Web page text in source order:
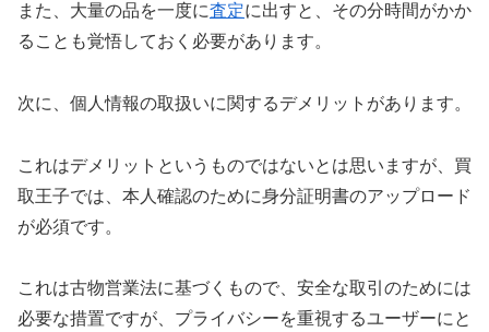
また、大量の品を一度に査定に出すと、その分時間がかか
ることも覚悟しておく必要があります。
次に、個人情報の取扱いに関するデメリットがあります。
これはデメリットというものではないとは思いますが、買
取王子では、本人確認のために身分証明書のアップロード
が必須です。
これは古物営業法に基づくもので、安全な取引のためには
必要な措置ですが、プライバシーを重視するユーザーにと